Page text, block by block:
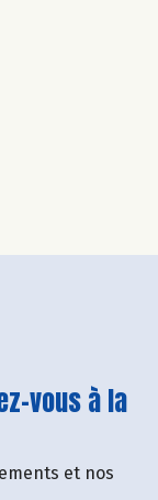
vous à la
et nos